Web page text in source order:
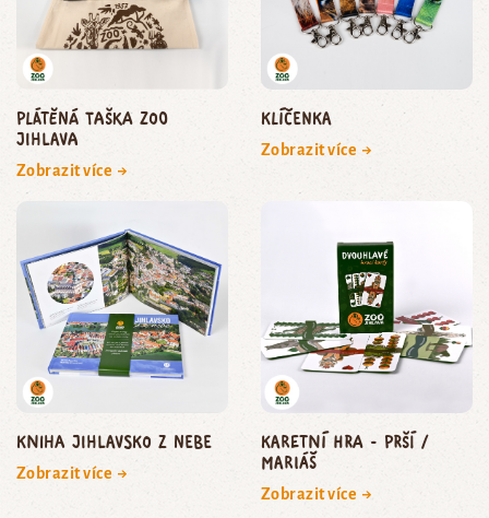
Plátěná taška Zoo
Jihlava
Zobrazit více →
Klíčenka
Zobrazit více →
Kniha Jihlavsko z nebe
Zobrazit více →
Karetní hra - Prší /
Mariáš
Zobrazit více →